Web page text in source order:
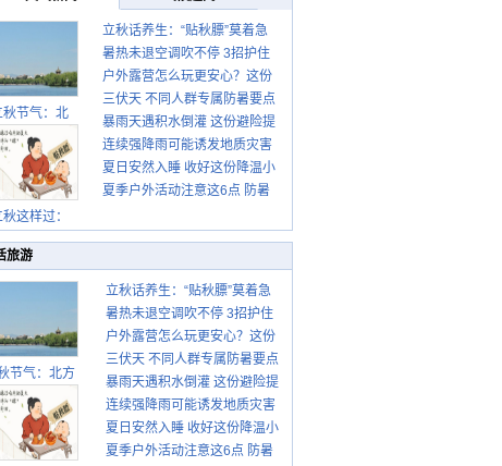
秋节气：北
这样过：
立秋话养生：“贴秋膘”莫着急
先清暑再防燥
暑热未退空调吹不停 3招护住
肩颈不酸痛
户外露营怎么玩更安心？这份
攻略请收好
三伏天 不同人群专属防暑要点
请收好
暴雨天遇积水倒灌 这份避险提
示请收好
连续强降雨可能诱发地质灾害
这些前兆要知道
夏日安然入睡 收好这份降温小
贴士
夏季户外活动注意这6点 防暑
旅游
节气：北方
转凉 南方暑
热仍盛
立秋话养生：“贴秋膘”莫着急
先清暑再防燥
暑热未退空调吹不停 3招护住
肩颈不酸痛
户外露营怎么玩更安心？这份
攻略请收好
三伏天 不同人群专属防暑要点
请收好
暴雨天遇积水倒灌 这份避险提
示请收好
连续强降雨可能诱发地质灾害
这些前兆要知道
夏日安然入睡 收好这份降温小
贴士
夏季户外活动注意这6点 防暑